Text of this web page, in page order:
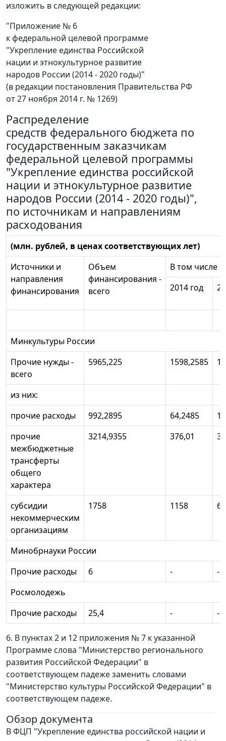
изложить в следующей редакции:
"Приложение № 6
к федеральной целевой программе
"Укрепление единства Российской
нации и этнокультурное развитие
народов России (2014 - 2020 годы)"
(в редакции постановления Правительства РФ
от 27 ноября 2014 г. № 1269)
Распределение
средств федерального бюджета по
государственным заказчикам
федеральной целевой программы
"Укрепление единства российской
нации и этнокультурное развитие
народов России (2014 - 2020 годы)",
по источникам и направлениям
расходования
(млн. рублей, в ценах соответствующих лет)
Источники и
направления
финансирования
Объем
финансирования -
всего
В том числе
2014 год
Минкультуры России
Прочие нужды -
всего
5965,225 1598,2585
из них:
прочие расходы
992,2895 64,2485
прочие
межбюджетные
трансферты
общего
характера
3214,9355 376,01
субсидии
некоммерческим
организациям
1758 1158
Минобрнауки России
Прочие расходы
6 -
-
Росмолодежь
Прочие расходы
25,4 - -
6. В пунктах 2 и 12 приложения № 7 к указанной
Программе слова "Министерство регионального
развития Российской Федерации" в
соответствующем падеже заменить словами
"Министерство культуры Российской Федерации" в
соответствующем падеже.
Обзор документа
В ФЦП "Укрепление единства российской нации и